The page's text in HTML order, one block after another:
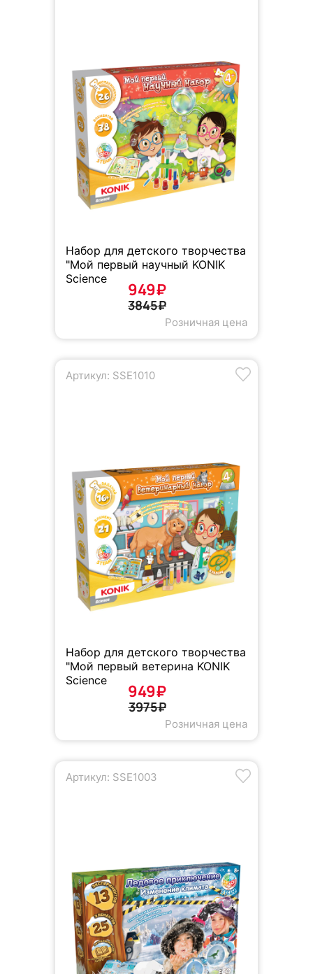
Набор для детского творчества
"Мой первый научный KONIK
Science
949₽
3845₽
Розничная цена
Артикул: SSE1010
Набор для детского творчества
"Мой первый ветерина KONIK
Science
949₽
3975₽
Розничная цена
Артикул: SSE1003